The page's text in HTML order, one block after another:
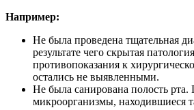
Например:
Не была проведена тщательная
результате чего скрытая
противопоказания к
остались не выявленными.
Не была санирована полость рта.
микроорганизмы, находившиеся